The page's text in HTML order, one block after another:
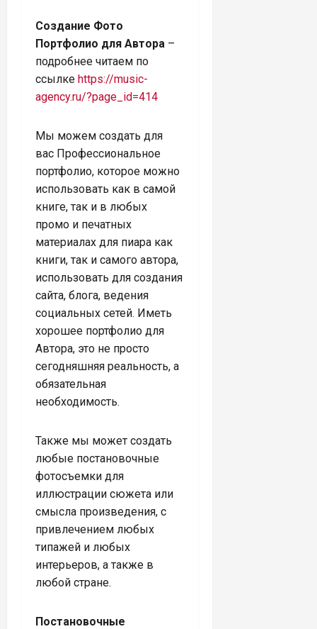
Создание Фото
Портфолио для Автора –
подробнее читаем по
ссылке https://music-
agency.ru/?page_id=414
Мы можем создать для
вас Профессиональное
портфолио, которое можно
использовать как в самой
книге, так и в любых
промо и печатных
материалах для пиара как
книги, так и самого автора,
использовать для создания
сайта, блога, ведения
социальных сетей. Иметь
хорошее портфолио для
Автора, это не просто
сегодняшняя реальность, а
обязательная
необходимость.
Также мы может создать
любые постановочные
фотосъемки для
иллюстрации сюжета или
смысла произведения, с
привлечением любых
типажей и любых
интерьеров, а также в
любой стране.
Постановочные